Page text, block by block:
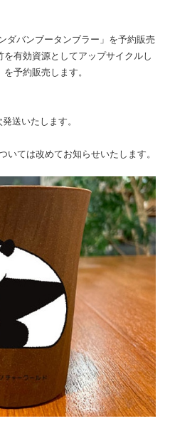
ダバンブータンブラー」を予約販売
有効資源としてアップサイクルし
予約販売します。
り順次発送いたします。
ては改めてお知らせいたします。